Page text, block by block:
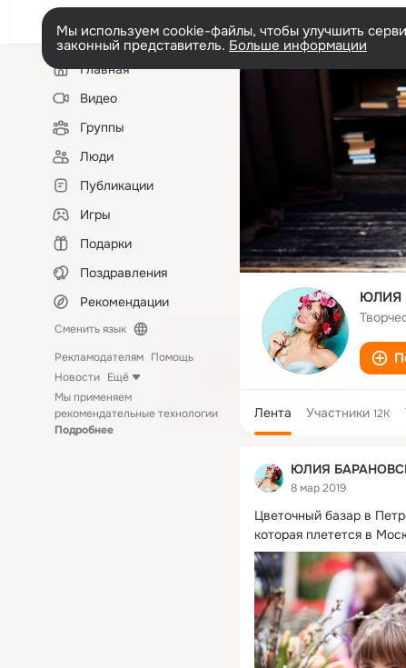
Мы используем cookie-файлы, чтобы улучшить
законный представитель. Больше информации
Левая
колонкаГлавная
Видео
Группы
Люди
Публикации
Игры
Подарки
Поздравления
Рекомендации
Сменить язык
Рекламодателям Помощь
Новости Ещё
Мы применяем
рекомендательные технологии
Подробнее
ЮЛИЯ
Лента Участники 12K
ЮЛИЯ
8 мар 2019
Цветочный базар в
которая плетется в